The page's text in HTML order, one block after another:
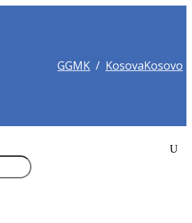
GGMK / KosovaKosovo